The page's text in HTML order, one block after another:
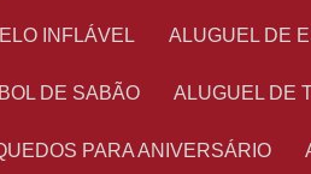
INFLÁVEL ALUGUEL DE
DE SABÃO ALUGUEL
PARA ANIVERSÁRIO